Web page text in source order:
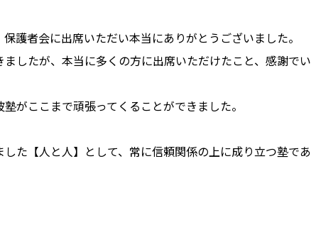
護者会に出席いただい本当にありがとうございました。
したが、本当に多くの方に出席いただけたこと、感謝でい
がここまで頑張ってくることができました。
た【人と人】として、常に信頼関係の上に成り立つ塾であ